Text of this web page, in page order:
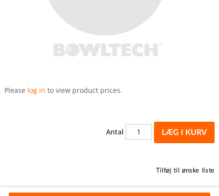
tilPlease log in to view product prices.
Antal LÆG I KURV
Tilføj til ønske liste